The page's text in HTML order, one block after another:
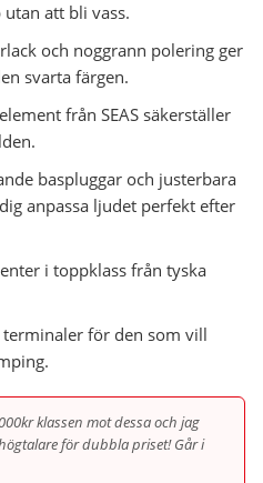
att bli vass.
och noggrann polering ger
svarta färgen.
från SEAS säkerställer
baspluggar och justerbara
anpassa ljudet perfekt efter
i toppklass från tyska
terminaler för den som vill
klassen mot dessa och jag
för dubbla priset! Går i